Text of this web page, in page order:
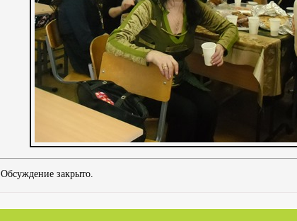
Обсуждение закрыто.